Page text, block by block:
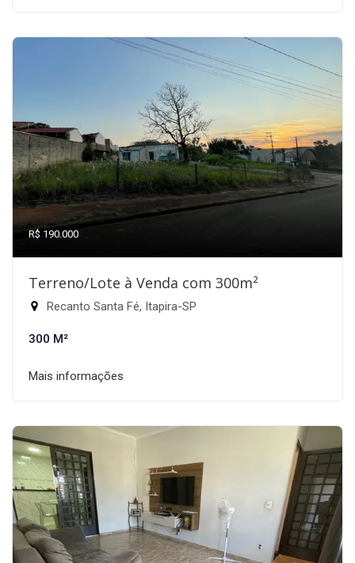
R$ 190.000
Terreno/Lote à Venda com 300m²
Recanto Santa Fé, Itapira-SP
300 M²
Mais informações